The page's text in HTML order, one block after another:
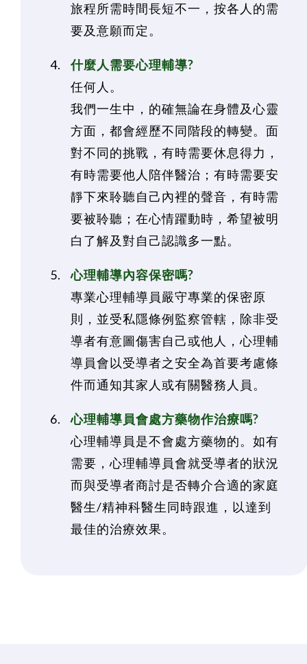
旅程所需時間長短不一，按各人的需
要及意願而定。
什麼人需要心理輔導?
任何人。
我們一生中，的確無論在身體及心靈
方面，都會經歷不同階段的轉變。面
對不同的挑戰，有時需要休息得力，
有時需要他人陪伴醫治；有時需要安
靜下來聆聽自己內裡的聲音，有時需
要被聆聽；在心情躍動時，希望被明
白了解及對自己認識多一點。
心理輔導內容保密嗎?
專業心理輔導員嚴守專業的保密原
則，並受私隱條例監察管轄，除非受
導者有意圖傷害自己或他人，心理輔
導員會以受導者之安全為首要考慮條
件而通知其家人或有關醫務人員。
心理輔導員會處方藥物作治療嗎?
心理輔導員是不會處方藥物的。如有
需要，心理輔導員會就受導者的狀況
而與受導者商討是否轉介合適的家庭
醫生/精神科醫生同時跟進，以達到
最佳的治療效果。